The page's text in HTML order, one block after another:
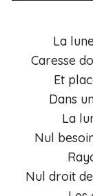
La
Caresse
Et
Dans
La
Nul
Nul droit